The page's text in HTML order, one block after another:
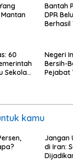
Bantah
DPR
Berhasil
Baca
60
Sekolah
Negeri
Bersih-
Pejabat
kamu
Jangan
di Iran: